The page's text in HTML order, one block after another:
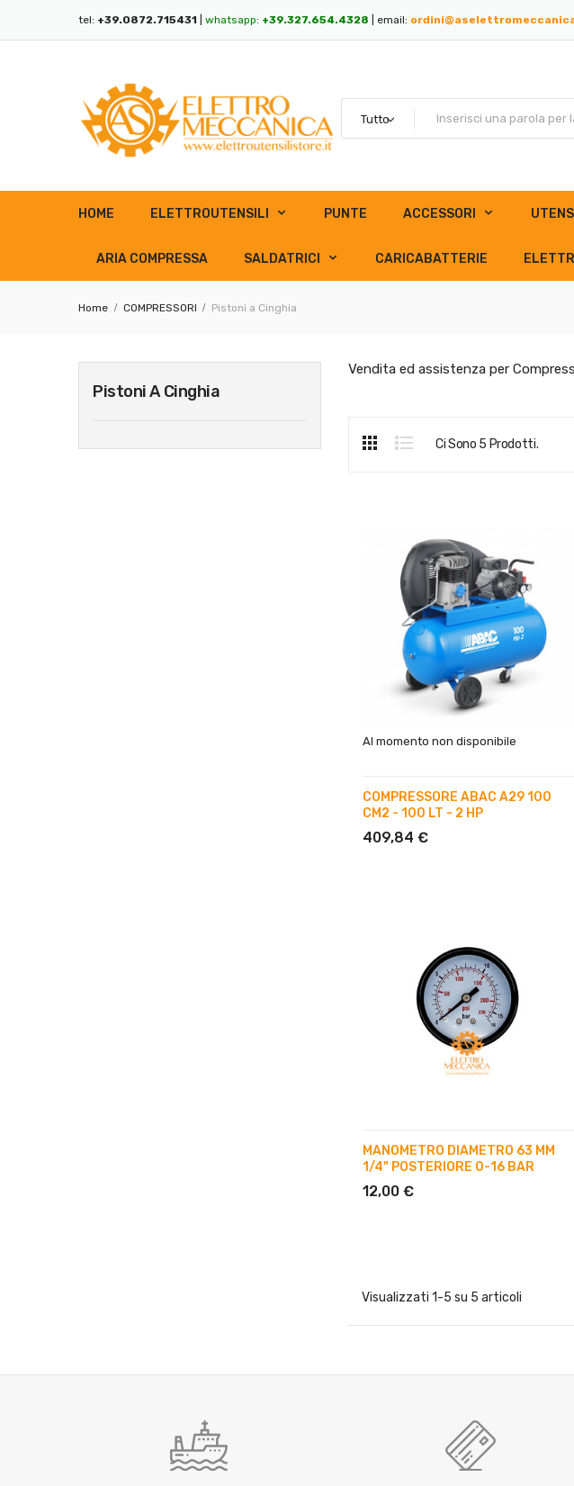
tel: +39.0872.715431 whatsapp: +39.327.654.4328 | email:
HOME ELETTROUTENSILI PUNTE ACCESSORI
ARIA COMPRESSA SALDATRICI CARICABATTERIE
Home COMPRESSORI Pistoni a Cinghia
Pistoni A Cinghia
Vendita ed assistenza per
Ci Sono 5 Prodotti.
Al momento non disponibile
COMPRESSORE ABAC A29 100
CM2 - 100 LT - 2 HP
409,84 €
MANOMETRO DIAMETRO 63 MM
1/4" POSTERIORE 0-16 BAR
12,00 €
Visualizzati 1-5 su 5 articoli